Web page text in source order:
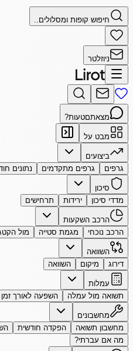
חיפוש קופות ומסלולים..
ניוזלטר
מצאתםטעות?
מבט על
ביצועים
גרפים
גרפים מתקדמים נתונים
סיכון
מדדי סיכון
ירידות תרחישים
הרכב השקעות
הרכב נוכחי
מגמת סטייה מול
השוואה
דירוג
מיקום השוואה
עמלות
תשואה מול עמלה
השפעה לאורך זמן
מחשבונים
מחשבון תשואה
הפקדה חודשית
מה אם עברתי?